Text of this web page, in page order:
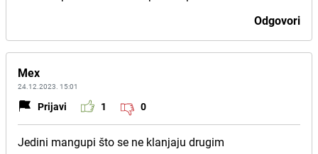
Odgovori
Mex
24.12.2023. 15:01
Prijavi 1 0
Jedini mangupi što se ne klanjaju drugim